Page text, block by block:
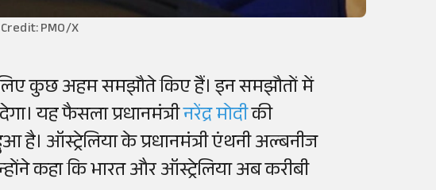
Credit: PMO/X
कुछ अहम समझौते किए हैं। इन समझौतों में
यह फैसला प्रधानमंत्रीनरेंद्र मोदीकी
है। ऑस्ट्रेलिया के प्रधानमंत्री एंथनी अल्बनीज
कहा कि भारत और ऑस्ट्रेलिया अब करीबी